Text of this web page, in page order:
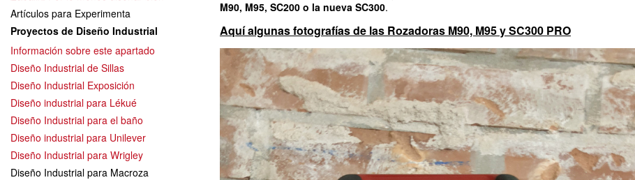
Artículos para Experimenta
Proyectos de Diseño Industrial
Información sobre este apartado
Diseño Industrial de Sillas
Diseño Industrial Exposición
Diseño industrial para Lékué
Diseño Industrial para el baño
Diseño industrial para Unilever
Diseño Industrial para Wrigley
Diseño Industrial para Macroza
M90, M95, SC200 o la nueva SC300.
Aquí algunas fotografías de las Rozadoras M90, M95 y SC300 PRO